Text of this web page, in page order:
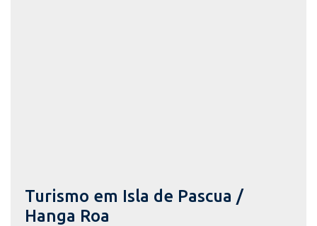
Turismo em Isla de Pascua /
Hanga Roa